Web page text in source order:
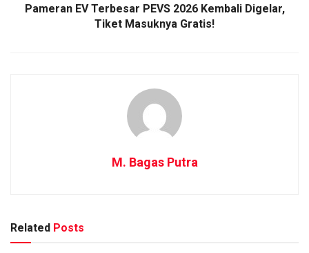
Pameran EV Terbesar PEVS 2026 Kembali Digelar,
Tiket Masuknya Gratis!
M. Bagas Putra
Related Posts